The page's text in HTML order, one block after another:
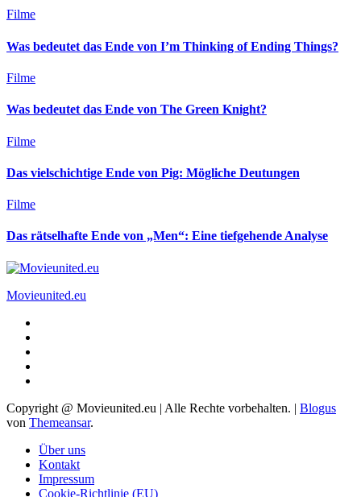
Filme
Was bedeutet das Ende von I’m Thinking of Ending Things?
Filme
Was bedeutet das Ende von The Green Knight?
Filme
Das vielschichtige Ende von Pig: Mögliche Deutungen
Filme
Das rätselhafte Ende von „Men“: Eine tiefgehende Analyse
Movieunited.eu
Copyright @ Movieunited.eu | Alle Rechte vorbehalten. | Blogus
von Themeansar.
Über uns
Kontakt
Impressum
Cookie-Richtlinie (EU)